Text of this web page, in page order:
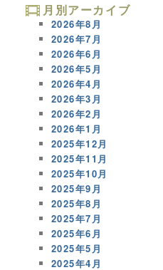
月別アーカイブ
2026年8月
2026年7月
2026年6月
2026年5月
2026年4月
2026年3月
2026年2月
2026年1月
2025年12月
2025年11月
2025年10月
2025年9月
2025年8月
2025年7月
2025年6月
2025年5月
2025年4月